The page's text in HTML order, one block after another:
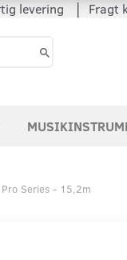
│ Fragt
Series - 15,2m